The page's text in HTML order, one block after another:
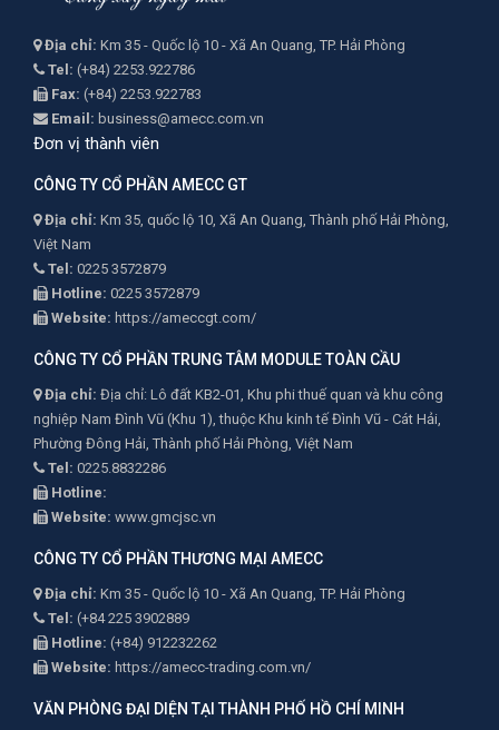
Địa chỉ: Km 35 - Quốc lộ 10 - Xã An Quang, TP. Hải Phòng
Tel: (+84) 2253.922786
Fax: (+84) 2253.922783
Email: business@amecc.com.vn
Đơn vị thành viên
CÔNG TY CỔ PHẦN AMECC GT
Địa chỉ: Km 35, quốc lộ 10, Xã An Quang, Thành phố Hải Phòng,
Việt Nam
Tel: 0225 3572879
Hotline: 0225 3572879
Website: https://ameccgt.com/
CÔNG TY CỔ PHẦN TRUNG TÂM MODULE TOÀN CẦU
Địa chỉ: Địa chỉ: Lô đất KB2-01, Khu phi thuế quan và khu công
nghiệp Nam Đình Vũ (Khu 1), thuộc Khu kinh tế Đình Vũ - Cát Hải,
Phường Đông Hải, Thành phố Hải Phòng, Việt Nam
Tel: 0225.8832286
Hotline:
Website: www.gmcjsc.vn
CÔNG TY CỔ PHẦN THƯƠNG MẠI AMECC
Địa chỉ: Km 35 - Quốc lộ 10 - Xã An Quang, TP. Hải Phòng
Tel: (+84 225 3902889
Hotline: (+84) 912232262
Website: https://amecc-trading.com.vn/
VĂN PHÒNG ĐẠI DIỆN TẠI THÀNH PHỐ HỒ CHÍ MINH